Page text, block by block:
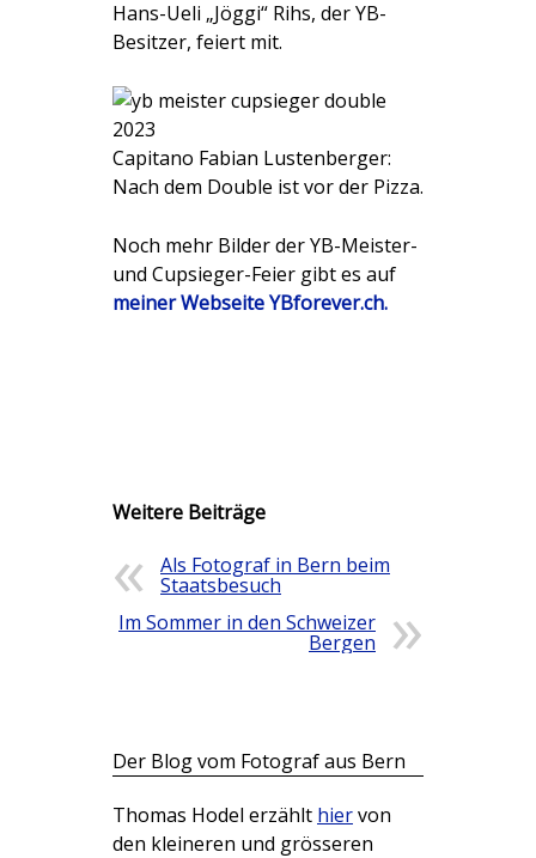
Hans-Ueli „Jöggi“ Rihs, der YB-
Besitzer, feiert mit.
Capitano Fabian Lustenberger:
Nach dem Double ist vor der Pizza.
Noch mehr Bilder der YB-Meister-
und Cupsieger-Feier gibt es auf
meiner Webseite YBforever.ch.
Weitere Beiträge
Als Fotograf in Bern beim
Staatsbesuch
Im Sommer in den Schweizer
Bergen
Der Blog vom Fotograf aus Bern
Thomas Hodel erzählt hiervon
den kleineren und grösseren